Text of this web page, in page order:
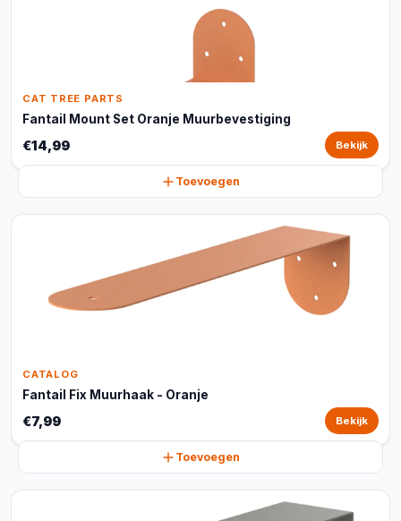
CAT TREE PARTS
Fantail Mount Set Oranje Muurbevestiging
€14,99 Bekijk
Toevoegen
CATALOG
Fantail Fix Muurhaak - Oranje
€7,99 Bekijk
Toevoegen